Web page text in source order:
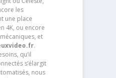
les
une place
4K, ou encore
et
.
qu’il
s’élargit
nous